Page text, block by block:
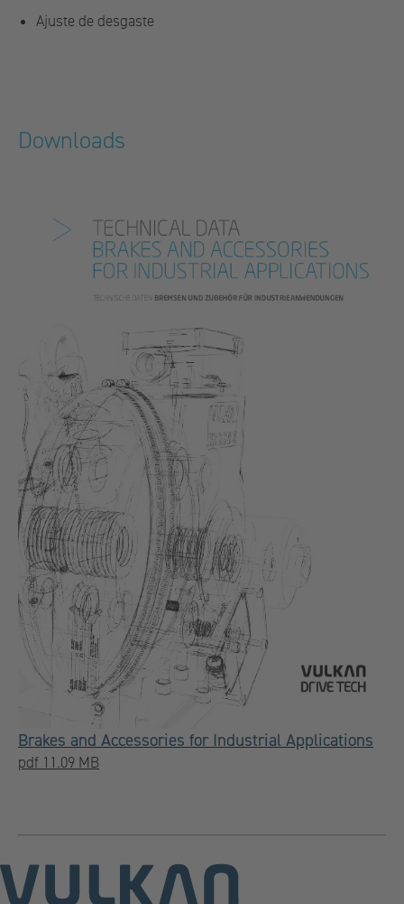
Ajuste de desgaste
Downloads
Brakes and Accessories for Industrial Applications
pdf 11.09 MB